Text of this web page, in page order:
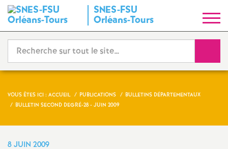
SNES-FSU
Orléans-Tours
y
n
d
i
VOUS ÊTES ICI : ACCUEIL PUBLICATIONS
BULLETINS DÉPARTEMENTAUX
BULLETIN SECOND DEGRÉ-28 - JUIN 2009
8 JUIN 2009